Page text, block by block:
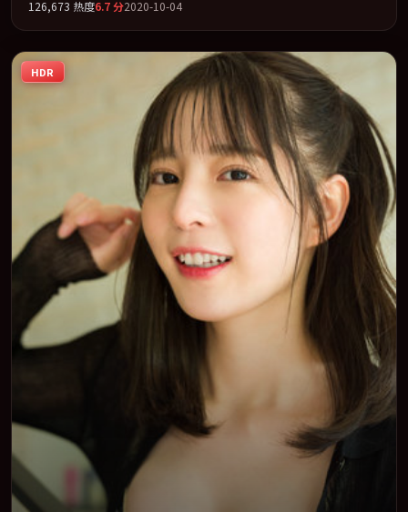
疑」类型为骨架，在叙事、表演与视听上力求统一。定于 2020-01-
06 在内地院线及主流平台同步亮相，2020 年度话题片中口碑稳健，
适合喜欢强情节与人物弧光的观众完整观看。
126,673 热度6.7分2020-10-04
HDR